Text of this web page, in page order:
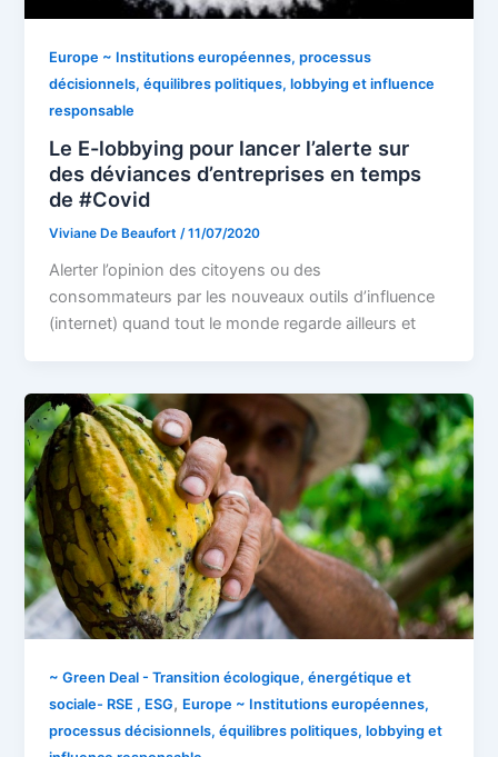
Europe ~ Institutions européennes, processus
décisionnels, équilibres politiques, lobbying et influence
responsable
Le E-lobbying pour lancer l’alerte sur
des déviances d’entreprises en temps
de #Covid
Viviane De Beaufort/11/07/2020
Alerter l’opinion des citoyens ou des
consommateurs par les nouveaux outils d’influence
(internet) quand tout le monde regarde ailleurs et
~ Green Deal - Transition écologique, énergétique et
sociale- RSE , ESG, Europe ~ Institutions européennes,
processus décisionnels, équilibres politiques, lobbying et